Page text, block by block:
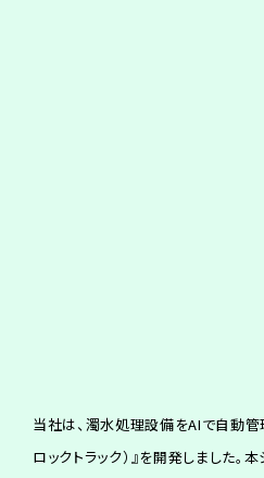
当社は、濁水処理設備をAIで自動管
ロックトラック）』を開発しました